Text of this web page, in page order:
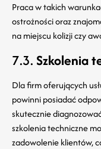
Praca w takich
ostrożności oraz
na miejscu kolizji czy
7.3. Szkolenia
Dla firm oferujących
powinni posiadać
skutecznie
szkolenia techniczne
zadowolenie klientów,